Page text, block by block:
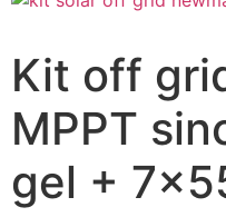
Kit off
MPPT
gel +